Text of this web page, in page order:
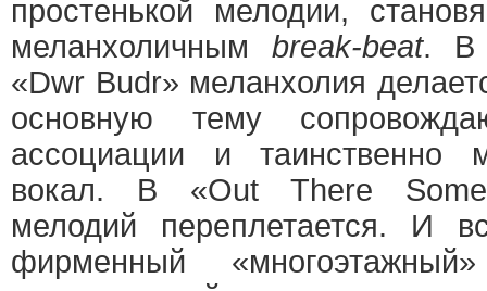
простенькой мелодии,
меланхоличнымbreak-beat. В
«Dwr Budr» меланхолия
основную тему
ассоциации и таинственно
вокал. В «Out There
мелодий переплетается. И
фирменный